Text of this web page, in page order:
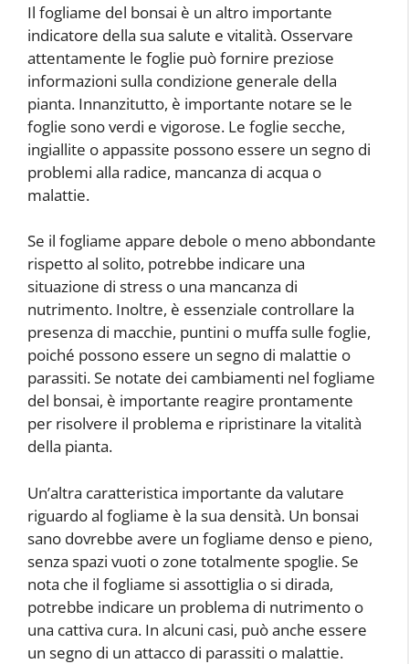
Il fogliame del bonsai è un altro importante
indicatore della sua salute e vitalità. Osservare
attentamente le foglie può fornire preziose
informazioni sulla condizione generale della
pianta. Innanzitutto, è importante notare se le
foglie sono verdi e vigorose. Le foglie secche,
ingiallite o appassite possono essere un segno di
problemi alla radice, mancanza di acqua o
malattie.
Se il fogliame appare debole o meno abbondante
rispetto al solito, potrebbe indicare una
situazione di stress o una mancanza di
nutrimento. Inoltre, è essenziale controllare la
presenza di macchie, puntini o muffa sulle foglie,
poiché possono essere un segno di malattie o
parassiti. Se notate dei cambiamenti nel fogliame
del bonsai, è importante reagire prontamente
per risolvere il problema e ripristinare la vitalità
della pianta.
Un’altra caratteristica importante da valutare
riguardo al fogliame è la sua densità. Un bonsai
sano dovrebbe avere un fogliame denso e pieno,
senza spazi vuoti o zone totalmente spoglie. Se
nota che il fogliame si assottiglia o si dirada,
potrebbe indicare un problema di nutrimento o
una cattiva cura. In alcuni casi, può anche essere
un segno di un attacco di parassiti o malattie.